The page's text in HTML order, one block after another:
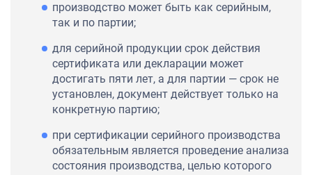
производство может быть как серийным,
так и по партии;
для серийной продукции срок действия
сертификата или декларации может
достигать пяти лет, а для партии — срок не
установлен, документ действует только на
конкретную партию;
при сертификации серийного производства
обязательным является проведение анализа
состояния производства, целью которого